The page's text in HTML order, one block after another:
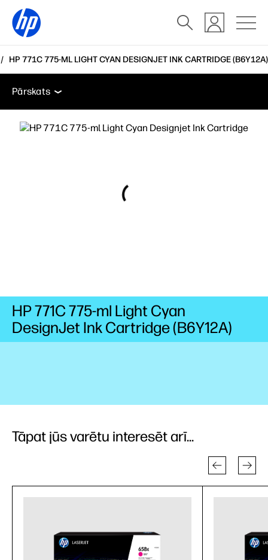
HP 771C 775-ML LIGHT CYAN DESIGNJET INK CARTRIDGE (B6Y12A)
Pārskats
Atbalsts
Pārskats
Pārskats
HP 771C 775-ml Light Cyan
DesignJet Ink Cartridge (B6Y12A)
Tāpat jūs varētu interesēt arī...